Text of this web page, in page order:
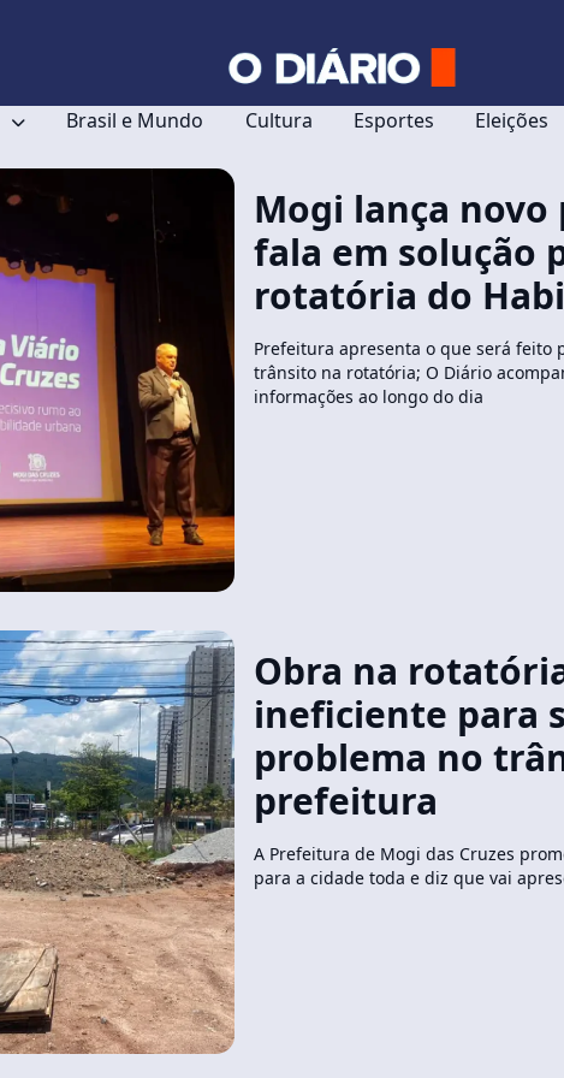
Brasil e Mundo Cultura Esportes Eleições
Mogi lança
fala em solução
rotatória do
Prefeitura apresenta o que será feito
trânsito na rotatória; O Diário
informações ao longo do dia
Obra na
ineficiente para
problema no
prefeitura
A Prefeitura de Mogi das Cruzes
para a cidade toda e diz que vai